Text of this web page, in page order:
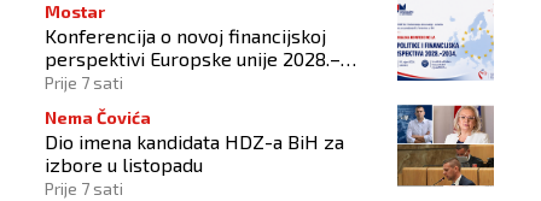
Mostar
Konferencija o novoj financijskoj
perspektivi Europske unije 2028.–
2034.
Prije 7 sati
Nema Čovića
Dio imena kandidata HDZ-a BiH za
izbore u listopadu
Prije 7 sati